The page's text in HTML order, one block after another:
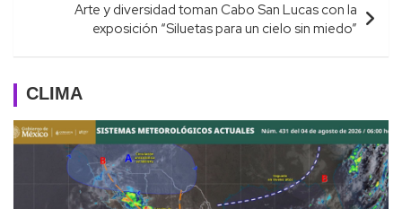
Arte y diversidad toman Cabo San Lucas con la
exposición “Siluetas para un cielo sin miedo”
CLIMA